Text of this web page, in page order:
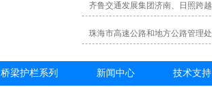
齐鲁交通发展集团济南、日照跨
珠海市高速公路和地方公路管理
桥梁护栏系列 新闻中心 技术支持